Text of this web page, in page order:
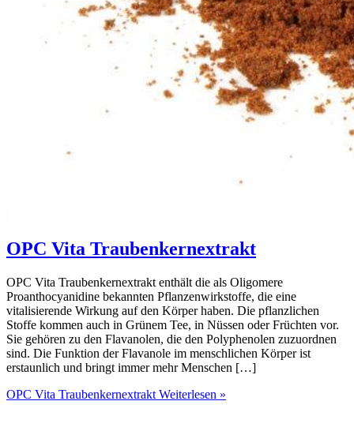
OPC Vita Traubenkernextrakt
OPC Vita Traubenkernextrakt enthält die als Oligomere
Proanthocyanidine bekannten Pflanzenwirkstoffe, die eine
vitalisierende Wirkung auf den Körper haben. Die pflanzlichen
Stoffe kommen auch in Grünem Tee, in Nüssen oder Früchten vor.
Sie gehören zu den Flavanolen, die den Polyphenolen zuzuordnen
sind. Die Funktion der Flavanole im menschlichen Körper ist
erstaunlich und bringt immer mehr Menschen […]
OPC Vita Traubenkernextrakt Weiterlesen »